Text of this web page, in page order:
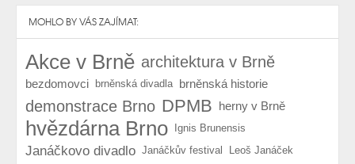
MOHLO BY VÁS ZAJÍMAT:
Akce v Brně architektura v Brně
bezdomovci brněnská divadla brněnská historie
demonstrace Brno DPMB herny v Brně
hvězdárna Brno Ignis Brunensis
Janáčkovo divadlo Janáčkův festival Leoš Janáček